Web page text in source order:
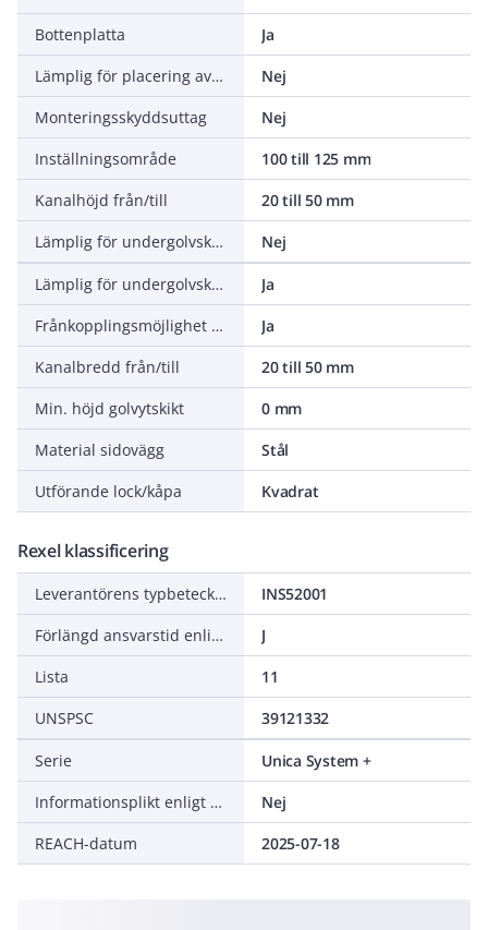
Bottenplatta
Ja
Lämplig för placering av förslutning
Nej
Monteringsskyddsuttag
Nej
Inställningsområde
100 till 125 mm
Kanalhöjd från/till
20 till 50 mm
Lämplig för undergolvskanal försänkt (stängd)
Nej
Lämplig för undergolvskanal golvnivå (stängd)
Ja
Frånkopplingsmöjlighet överdel från underdel
Ja
Kanalbredd från/till
20 till 50 mm
Min. höjd golvytskikt
0 mm
Material sidovägg
Stål
Utförande lock/kåpa
Kvadrat
Rexel klassificering
Leverantörens typbeteckning
INS52001
Förlängd ansvarstid enligt ALEM-09
J
Lista
11
UNSPSC
39121332
Serie
Unica System +
Informationsplikt enligt REACH
Nej
REACH-datum
2025-07-18